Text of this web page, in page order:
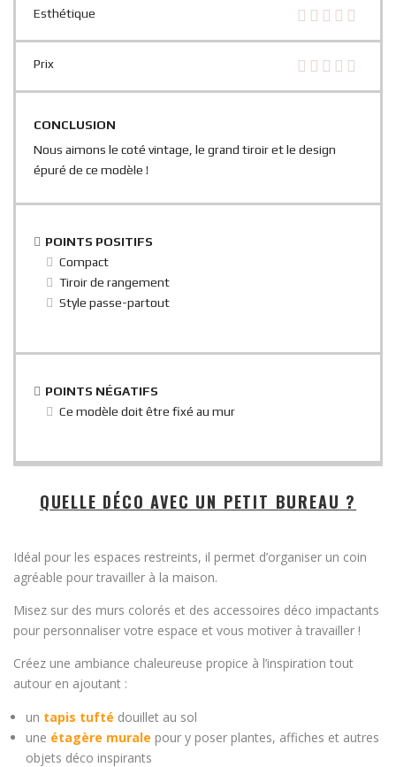
Esthétique
Prix
CONCLUSION
Nous aimons le coté vintage, le grand tiroir et le design
épuré de ce modèle !
POINTS POSITIFS
Compact
Tiroir de rangement
Style passe-partout
POINTS NÉGATIFS
Ce modèle doit être fixé au mur
QUELLE DÉCO AVEC UN PETIT BUREAU ?
Idéal pour les espaces restreints, il permet d’organiser un coin
agréable pour travailler à la maison.
Misez sur des murs colorés et des accessoires déco impactants
pour personnaliser votre espace et vous motiver à travailler !
Créez une ambiance chaleureuse propice à l’inspiration tout
autour en ajoutant :
un tapis tufté douillet au sol
une étagère murale pour y poser plantes, affiches et autres
objets déco inspirants